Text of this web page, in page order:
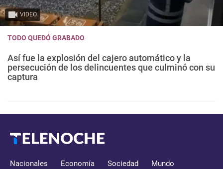
VIDEO
TODO QUEDÓ GRABADO
Así fue la explosión del cajero automático y la
persecución de los delincuentes que culminó con su
captura
Nacionales Economía Sociedad Mundo